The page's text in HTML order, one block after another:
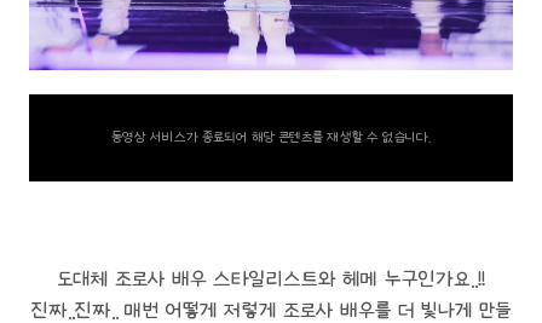
동영상 서비스가 종료되어 해당 콘텐츠를 재생할 수 없습니다.
도대체 조로사 배우 스타일리스트와 헤메 누구인가요..!!
진짜..진짜.. 매번 어떻게 저렇게 조로사 배우를 더 빛나게 만들